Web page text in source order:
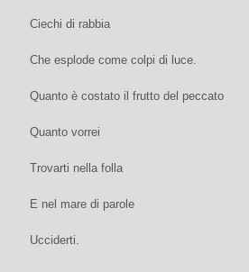
Ciechi di rabbia
Che esplode come colpi di luce.
Quanto è costato il frutto del peccato
Quanto vorrei
Trovarti nella folla
E nel mare di parole
Ucciderti.